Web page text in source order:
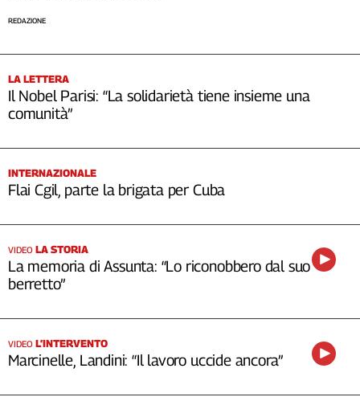
REDAZIONE
LA LETTERA
Il Nobel Parisi: “La solidarietà tiene insieme una
comunità”
INTERNAZIONALE
Flai Cgil, parte la brigata per Cuba
VIDEO LA STORIA
La memoria di Assunta: “Lo riconobbero dal suo
berretto”
VIDEO L’INTERVENTO
Marcinelle, Landini: “Il lavoro uccide ancora”